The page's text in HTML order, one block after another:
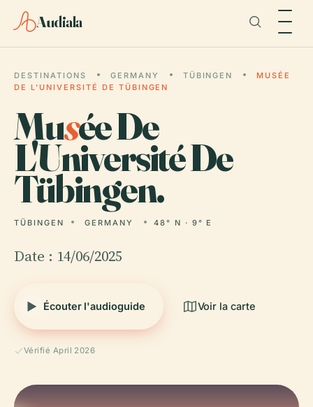
Audiala
DESTINATIONS GERMANY TÜBINGEN
MUSÉE
DE L'UNIVERSITÉ DE TÜBINGEN
Musée De
L'Université De
Tübingen.
TÜBINGEN GERMANY 48° N · 9° E
Date : 14/06/2025
Écouter l'audioguide Voir la carte
Vérifié April 2026